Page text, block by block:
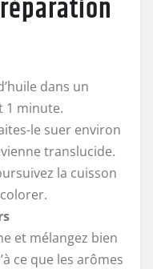
dans un
1 minute.
le suer environ
translucide.
la cuisson
et mélangez bien
ce que les arômes